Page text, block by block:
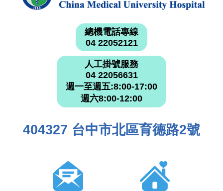
總機電話專線
04 22052121
人工掛號服務
04 22056631
週一至週五:8:00-17:00
週六8:00-12:00
404327 台中市北區育德路2號